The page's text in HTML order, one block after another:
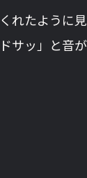
れたように
サッ」と音